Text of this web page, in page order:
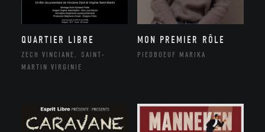
QUARTIER LIBRE
ZECH VINCIANE, SAINT-
MARTIN VIRGINIE
MON PREMIER RÔLE
PIEDBOEUF MARIKA